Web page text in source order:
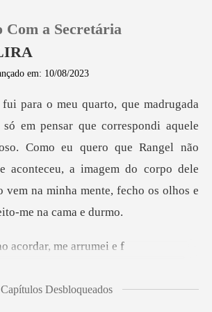
0
Com a Secretária
em: 10/08/2023
uele
Como eu quero que Rangel não
aconteceu, a imagem do corpo
acordar,
Capítulos Desbloqueados